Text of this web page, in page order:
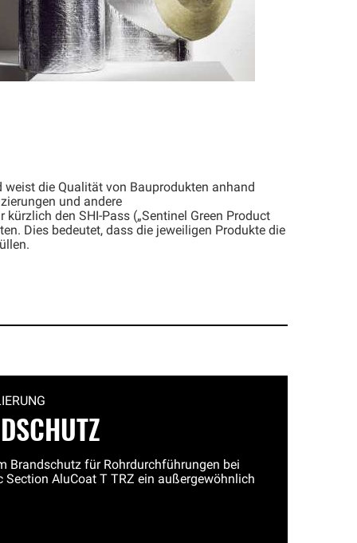
die Qualität von Bauprodukten anhand
und andere
den SHI-Pass („Sentinel Green Product
Dies bedeutet, dass die jeweiligen Produkte die
Brandschutz für Rohrdurchführungen bei
Section AluCoat T TRZ ein außergewöhnlich